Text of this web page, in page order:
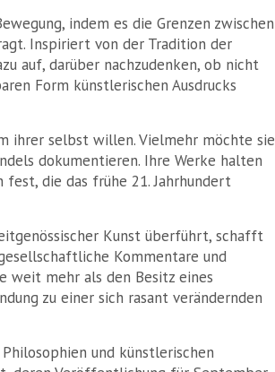
indem es die Grenzen zwischen
Inspiriert von der Tradition der
auf, darüber nachzudenken, ob nicht
Form künstlerischen Ausdrucks
ihrer selbst willen. Vielmehr möchte sie
dokumentieren. Ihre Werke halten
die das frühe 21. Jahrhundert
Kunst überführt, schafft
Kommentare und
weit mehr als den Besitz eines
zu einer sich rasant verändernden
und künstlerischen